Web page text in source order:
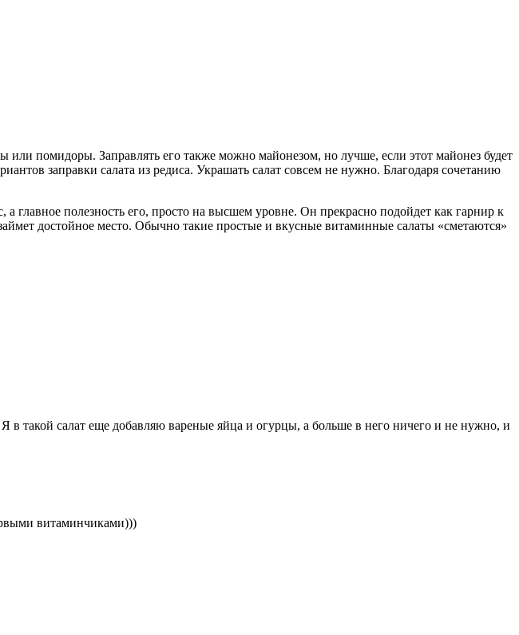
помидоры. Заправлять его также можно майонезом, но лучше, если этот майонез будет
заправки салата из редиса. Украшать салат совсем не нужно. Благодаря сочетанию
главное полезность его, просто на высшем уровне. Он прекрасно подойдет как гарнир к
достойное место. Обычно такие простые и вкусные витаминные салаты «сметаются»
в такой салат еще добавляю вареные яйца и огурцы, а больше в него ничего и не нужно, и
витаминчиками)))